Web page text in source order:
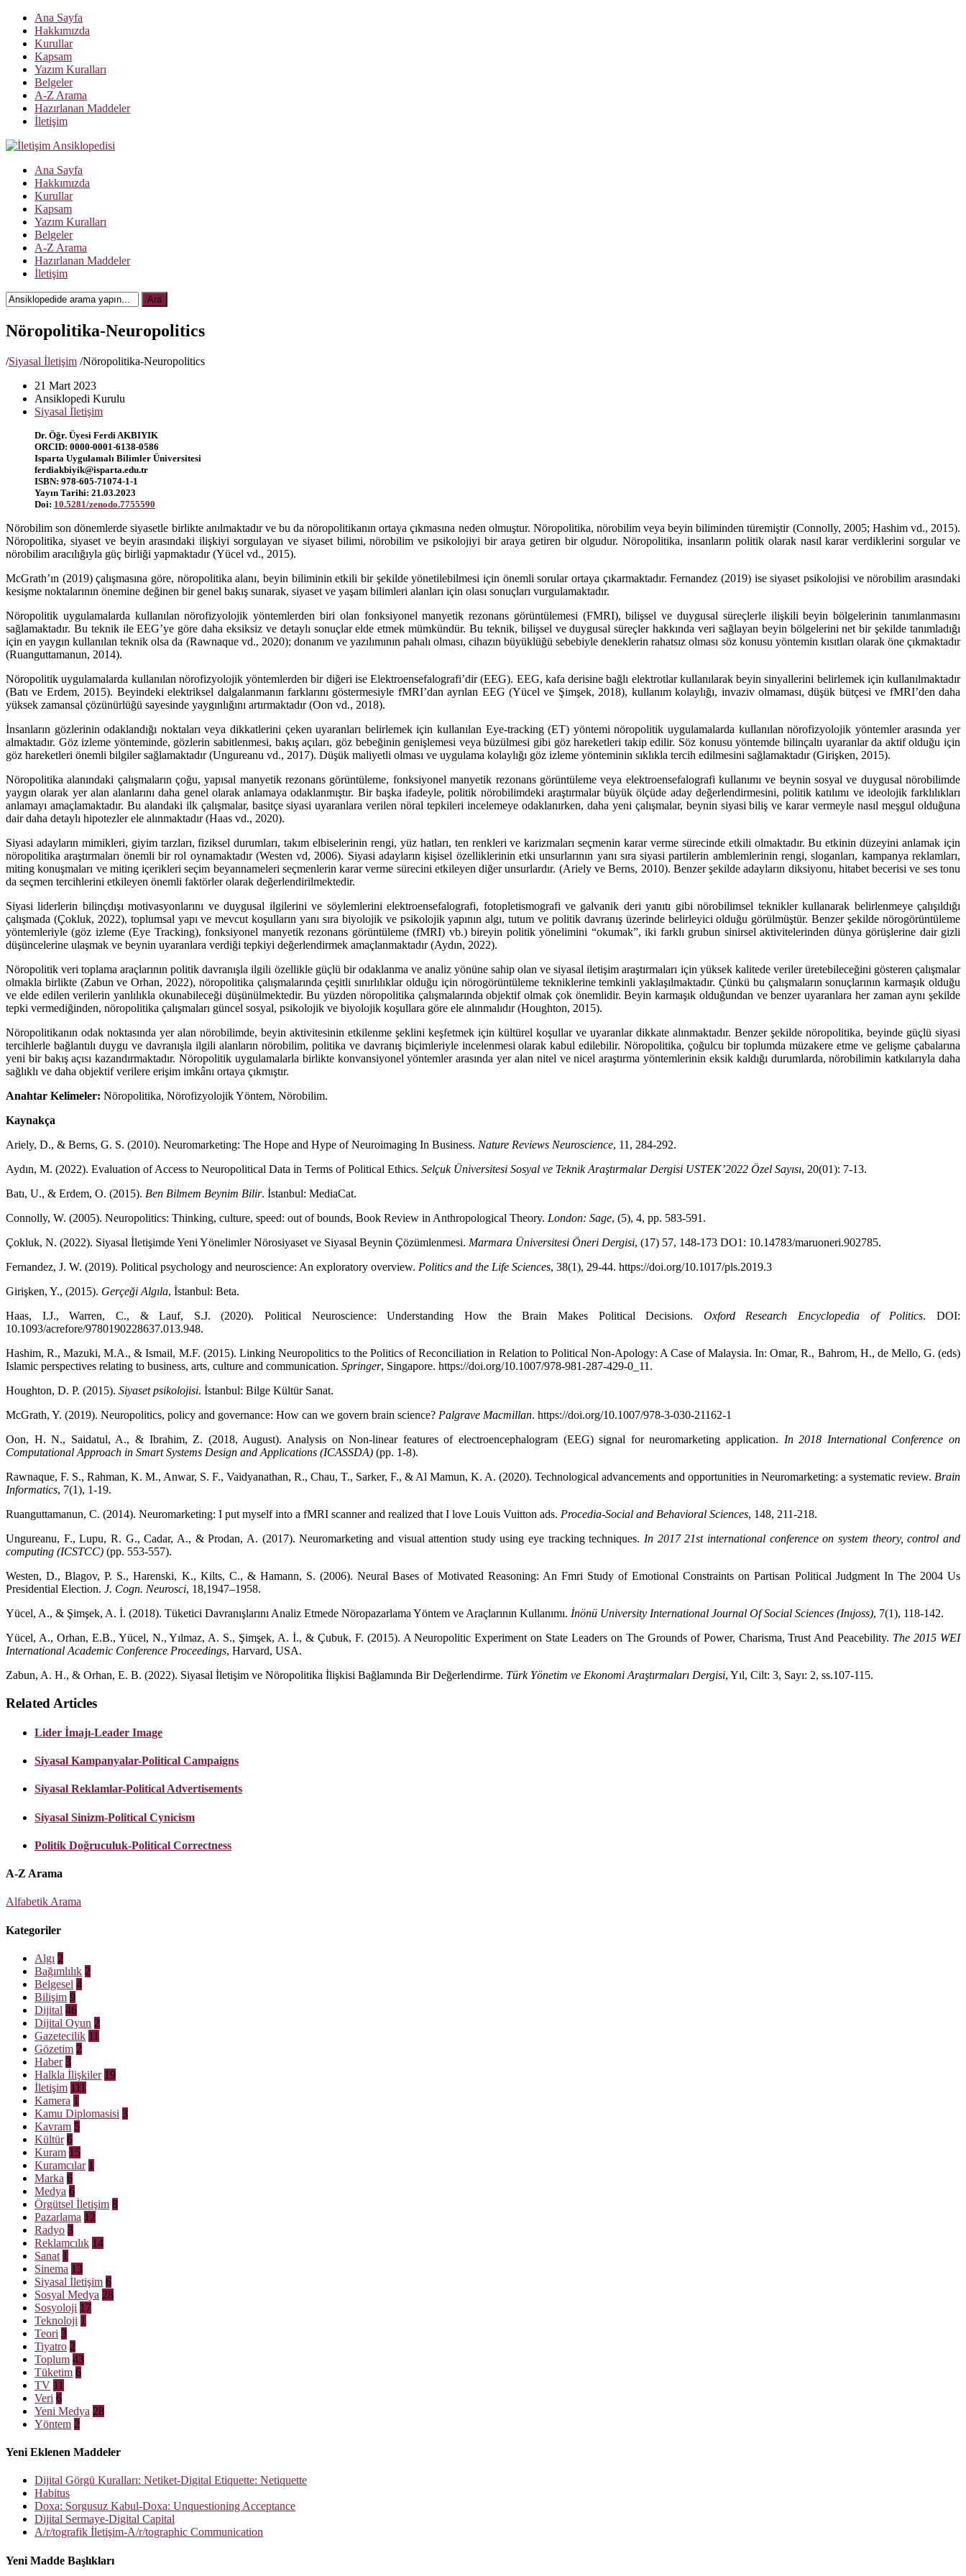
Ana Sayfa
Hakkımızda
Kurullar
Kapsam
Yazım Kuralları
Belgeler
A-Z Arama
Hazırlanan Maddeler
İletişim
Ana Sayfa
Hakkımızda
Kurullar
Kapsam
Yazım Kuralları
Belgeler
A-Z Arama
Hazırlanan Maddeler
İletişim
Ara
Nöropolitika-Neuropolitics
/Siyasal İletişim /Nöropolitika-Neuropolitics
21 Mart 2023
Ansiklopedi Kurulu
Siyasal İletişim
Dr. Öğr. Üyesi Ferdi AKBIYIK
ORCID: 0000-0001-6138-0586
Isparta Uygulamalı Bilimler Üniversitesi
ferdiakbiyik@isparta.edu.tr
ISBN: 978-605-71074-1-1
Yayın Tarihi: 21.03.2023
Doi: 10.5281/zenodo.7755590
Nörobilim son dönemlerde siyasetle birlikte anılmaktadır ve bu da nöropolitikanın ortaya çıkmasına neden olmuştur. Nöropolitika, nörobilim veya beyin biliminden türemiştir (Connolly, 2005; Hashim vd., 2015).
Nöropolitika, siyaset ve beyin arasındaki ilişkiyi sorgulayan ve siyaset bilimi, nörobilim ve psikolojiyi bir araya getiren bir olgudur. Nöropolitika, insanların politik olarak nasıl karar verdiklerini sorgular ve
nörobilim aracılığıyla güç birliği yapmaktadır (Yücel vd., 2015).
McGrath’ın (2019) çalışmasına göre, nöropolitika alanı, beyin biliminin etkili bir şekilde yönetilebilmesi için önemli sorular ortaya çıkarmaktadır. Fernandez (2019) ise siyaset psikolojisi ve nörobilim arasındaki
kesişme noktalarının önemine değinen bir genel bakış sunarak, siyaset ve yaşam bilimleri alanları için olası sonuçları vurgulamaktadır.
Nöropolitik uygulamalarda kullanılan nörofizyolojik yöntemlerden biri olan fonksiyonel manyetik rezonans görüntülemesi (FMRI), bilişsel ve duygusal süreçlerle ilişkili beyin bölgelerinin tanımlanmasını
sağlamaktadır. Bu teknik ile EEG’ye göre daha eksiksiz ve detaylı sonuçlar elde etmek mümkündür. Bu teknik, bilişsel ve duygusal süreçler hakkında veri sağlayan beyin bölgelerini net bir şekilde tanımladığı
için en yaygın kullanılan teknik olsa da (Rawnaque vd., 2020); donanım ve yazılımının pahalı olması, cihazın büyüklüğü sebebiyle deneklerin rahatsız olması söz konusu yöntemin kısıtları olarak öne çıkmaktadır
(Ruanguttamanun, 2014).
Nöropolitik uygulamalarda kullanılan nörofizyolojik yöntemlerden bir diğeri ise Elektroensefalografi’dir (EEG). EEG, kafa derisine bağlı elektrotlar kullanılarak beyin sinyallerini belirlemek için kullanılmaktadır
(Batı ve Erdem, 2015). Beyindeki elektriksel dalgalanmanın farklarını göstermesiyle fMRI’dan ayrılan EEG (Yücel ve Şimşek, 2018), kullanım kolaylığı, invaziv olmaması, düşük bütçesi ve fMRI’den daha
yüksek zamansal çözünürlüğü sayesinde yaygınlığını artırmaktadır (Oon vd., 2018).
İnsanların gözlerinin odaklandığı noktaları veya dikkatlerini çeken uyaranları belirlemek için kullanılan Eye-tracking (ET) yöntemi nöropolitik uygulamalarda kullanılan nörofizyolojik yöntemler arasında yer
almaktadır. Göz izleme yönteminde, gözlerin sabitlenmesi, bakış açıları, göz bebeğinin genişlemesi veya büzülmesi gibi göz hareketleri takip edilir. Söz konusu yöntemde bilinçaltı uyaranlar da aktif olduğu için
göz hareketleri önemli bilgiler sağlamaktadır (Ungureanu vd., 2017). Düşük maliyetli olması ve uygulama kolaylığı göz izleme yönteminin sıklıkla tercih edilmesini sağlamaktadır (Girişken, 2015).
Nöropolitika alanındaki çalışmaların çoğu, yapısal manyetik rezonans görüntüleme, fonksiyonel manyetik rezonans görüntüleme veya elektroensefalografi kullanımı ve beynin sosyal ve duygusal nörobilimde
yaygın olarak yer alan alanlarını daha genel olarak anlamaya odaklanmıştır. Bir başka ifadeyle, politik nörobilimdeki araştırmalar büyük ölçüde aday değerlendirmesini, politik katılımı ve ideolojik farklılıkları
anlamayı amaçlamaktadır. Bu alandaki ilk çalışmalar, basitçe siyasi uyaranlara verilen nöral tepkileri incelemeye odaklanırken, daha yeni çalışmalar, beynin siyasi biliş ve karar vermeyle nasıl meşgul olduğuna
dair daha detaylı hipotezler ele alınmaktadır (Haas vd., 2020).
Siyasi adayların mimikleri, giyim tarzları, fiziksel durumları, takım elbiselerinin rengi, yüz hatları, ten renkleri ve karizmaları seçmenin karar verme sürecinde etkili olmaktadır. Bu etkinin düzeyini anlamak için
nöropolitika araştırmaları önemli bir rol oynamaktadır (Westen vd, 2006). Siyasi adayların kişisel özelliklerinin etki unsurlarının yanı sıra siyasi partilerin amblemlerinin rengi, sloganları, kampanya reklamları,
miting konuşmaları ve miting içerikleri seçim beyannameleri seçmenlerin karar verme sürecini etkileyen diğer unsurlardır. (Ariely ve Berns, 2010). Benzer şekilde adayların diksiyonu, hitabet becerisi ve ses tonu
da seçmen tercihlerini etkileyen önemli faktörler olarak değerlendirilmektedir.
Siyasi liderlerin bilinçdışı motivasyonlarını ve duygusal ilgilerini ve söylemlerini elektroensefalografi, fotopletismografi ve galvanik deri yanıtı gibi nörobilimsel teknikler kullanarak belirlenmeye çalışıldığı
çalışmada (Çokluk, 2022), toplumsal yapı ve mevcut koşulların yanı sıra biyolojik ve psikolojik yapının algı, tutum ve politik davranış üzerinde belirleyici olduğu görülmüştür. Benzer şekilde nörogörüntüleme
yöntemleriyle (göz izleme (Eye Tracking), fonksiyonel manyetik rezonans görüntüleme (fMRI) vb.) bireyin politik yönelimini “okumak”, iki farklı grubun sinirsel aktivitelerinden dünya görüşlerine dair gizli
düşüncelerine ulaşmak ve beynin uyaranlara verdiği tepkiyi değerlendirmek amaçlanmaktadır (Aydın, 2022).
Nöropolitik veri toplama araçlarının politik davranışla ilgili özellikle güçlü bir odaklanma ve analiz yönüne sahip olan ve siyasal iletişim araştırmaları için yüksek kalitede veriler üretebileceğini gösteren çalışmalar
olmakla birlikte (Zabun ve Orhan, 2022), nöropolitika çalışmalarında çeşitli sınırlılıklar olduğu için nörogörüntüleme tekniklerine temkinli yaklaşılmaktadır. Çünkü bu çalışmaların sonuçlarının karmaşık olduğu
ve elde edilen verilerin yanlılıkla okunabileceği düşünülmektedir. Bu yüzden nöropolitika çalışmalarında objektif olmak çok önemlidir. Beyin karmaşık olduğundan ve benzer uyaranlara her zaman aynı şekilde
tepki vermediğinden, nöropolitika çalışmaları güncel sosyal, psikolojik ve biyolojik koşullara göre ele alınmalıdır (Houghton, 2015).
Nöropolitikanın odak noktasında yer alan nörobilimde, beyin aktivitesinin etkilenme şeklini keşfetmek için kültürel koşullar ve uyaranlar dikkate alınmaktadır. Benzer şekilde nöropolitika, beyinde güçlü siyasi
tercihlerle bağlantılı duygu ve davranışla ilgili alanların nörobilim, politika ve davranış biçimleriyle incelenmesi olarak kabul edilebilir. Nöropolitika, çoğulcu bir toplumda müzakere etme ve gelişme çabalarına
yeni bir bakış açısı kazandırmaktadır. Nöropolitik uygulamalarla birlikte konvansiyonel yöntemler arasında yer alan nitel ve nicel araştırma yöntemlerinin eksik kaldığı durumlarda, nörobilimin katkılarıyla daha
sağlıklı ve daha objektif verilere erişim imkânı ortaya çıkmıştır.
Anahtar Kelimeler: Nöropolitika, Nörofizyolojik Yöntem, Nörobilim.
Kaynakça
Ariely, D., & Berns, G. S. (2010). Neuromarketing: The Hope and Hype of Neuroimaging In Business. Nature Reviews Neuroscience, 11, 284-292.
Aydın, M. (2022). Evaluation of Access to Neuropolitical Data in Terms of Political Ethics. Selçuk Üniversitesi Sosyal ve Teknik Araştırmalar Dergisi USTEK’2022 Özel Sayısı, 20(01): 7-13.
Batı, U., & Erdem, O. (2015). Ben Bilmem Beynim Bilir. İstanbul: MediaCat.
Connolly, W. (2005). Neuropolitics: Thinking, culture, speed: out of bounds, Book Review in Anthropological Theory. London: Sage, (5), 4, pp. 583-591.
Çokluk, N. (2022). Siyasal İletişimde Yeni Yönelimler Nörosiyaset ve Siyasal Beynin Çözümlenmesi. Marmara Üniversitesi Öneri Dergisi, (17) 57, 148-173 DO1: 10.14783/maruoneri.902785.
Fernandez, J. W. (2019). Political psychology and neuroscience: An exploratory overview. Politics and the Life Sciences, 38(1), 29-44. https://doi.org/10.1017/pls.2019.3
Girişken, Y., (2015). Gerçeği Algıla, İstanbul: Beta.
Haas, I.J., Warren, C., & Lauf, S.J. (2020). Political Neuroscience: Understanding How the Brain Makes Political Decisions. Oxford Research Encyclopedia of Politics. DOI:
10.1093/acrefore/9780190228637.013.948.
Hashim, R., Mazuki, M.A., & Ismail, M.F. (2015). Linking Neuropolitics to the Politics of Reconciliation in Relation to Political Non-Apology: A Case of Malaysia. In: Omar, R., Bahrom, H., de Mello, G. (eds)
Islamic perspectives relating to business, arts, culture and communication. Springer, Singapore. https://doi.org/10.1007/978-981-287-429-0_11.
Houghton, D. P. (2015). Siyaset psikolojisi. İstanbul: Bilge Kültür Sanat.
McGrath, Y. (2019). Neuropolitics, policy and governance: How can we govern brain science? Palgrave Macmillan. https://doi.org/10.1007/978-3-030-21162-1
Oon, H. N., Saidatul, A., & Ibrahim, Z. (2018, August). Analysis on Non-linear features of electroencephalogram (EEG) signal for neuromarketing application. In 2018 International Conference on
Computational Approach in Smart Systems Design and Applications (ICASSDA) (pp. 1-8).
Rawnaque, F. S., Rahman, K. M., Anwar, S. F., Vaidyanathan, R., Chau, T., Sarker, F., & Al Mamun, K. A. (2020). Technological advancements and opportunities in Neuromarketing: a systematic review. Brain
Informatics, 7(1), 1-19.
Ruanguttamanun, C. (2014). Neuromarketing: I put myself into a fMRI scanner and realized that I love Louis Vuitton ads. Procedia-Social and Behavioral Sciences, 148, 211-218.
Ungureanu, F., Lupu, R. G., Cadar, A., & Prodan, A. (2017). Neuromarketing and visual attention study using eye tracking techniques. In 2017 21st international conference on system theory, control and
computing (ICSTCC) (pp. 553-557).
Westen, D., Blagov, P. S., Harenski, K., Kilts, C., & Hamann, S. (2006). Neural Bases of Motivated Reasoning: An Fmri Study of Emotional Constraints on Partisan Political Judgment In The 2004 Us
Presidential Election. J. Cogn. Neurosci, 18,1947–1958.
Yücel, A., & Şimşek, A. İ. (2018). Tüketici Davranışlarını Analiz Etmede Nöropazarlama Yöntem ve Araçlarının Kullanımı. İnönü University International Journal Of Social Sciences (Inıjoss), 7(1), 118-142.
Yücel, A., Orhan, E.B., Yücel, N., Yılmaz, A. S., Şimşek, A. İ., & Çubuk, F. (2015). A Neuropolitic Experiment on State Leaders on The Grounds of Power, Charisma, Trust And Peacebility. The 2015 WEI
International Academic Conference Proceedings, Harvard, USA.
Zabun, A. H., & Orhan, E. B. (2022). Siyasal İletişim ve Nöropolitika İlişkisi Bağlamında Bir Değerlendirme. Türk Yönetim ve Ekonomi Araştırmaları Dergisi, Yıl, Cilt: 3, Sayı: 2, ss.107-115.
Related Articles
Lider İmajı-Leader Image
Siyasal Kampanyalar-Political Campaigns
Siyasal Reklamlar-Political Advertisements
Siyasal Sinizm-Political Cynicism
Politik Doğruculuk-Political Correctness
A-Z Arama
Alfabetik Arama
Kategoriler
Algı 2
Bağımlılık 2
Belgesel 4
Bilişim 9
Dijital 46
Dijital Oyun 2
Gazetecilik 11
Gözetim 2
Haber 3
Halkla İlişkiler 19
İletişim 111
Kamera 1
Kamu Diplomasisi 3
Kavram 5
Kültür 6
Kuram 15
Kuramcılar 1
Marka 6
Medya 6
Örgütsel İletişim 8
Pazarlama 12
Radyo 3
Reklamcılık 14
Sanat 1
Sinema 13
Siyasal İletişim 6
Sosyal Medya 28
Sosyoloji 17
Teknoloji 1
Teori 3
Tiyatro 2
Toplum 43
Tüketim 6
TV 11
Veri 6
Yeni Medya 28
Yöntem 2
Yeni Eklenen Maddeler
Dijital Görgü Kuralları: Netiket-Digital Etiquette: Netiquette
Habitus
Doxa: Sorgusuz Kabul-Doxa: Unquestioning Acceptance
Dijital Sermaye-Digital Capital
A/r/tografik İletişim-A/r/tographic Communication
Yeni Madde Başlıkları